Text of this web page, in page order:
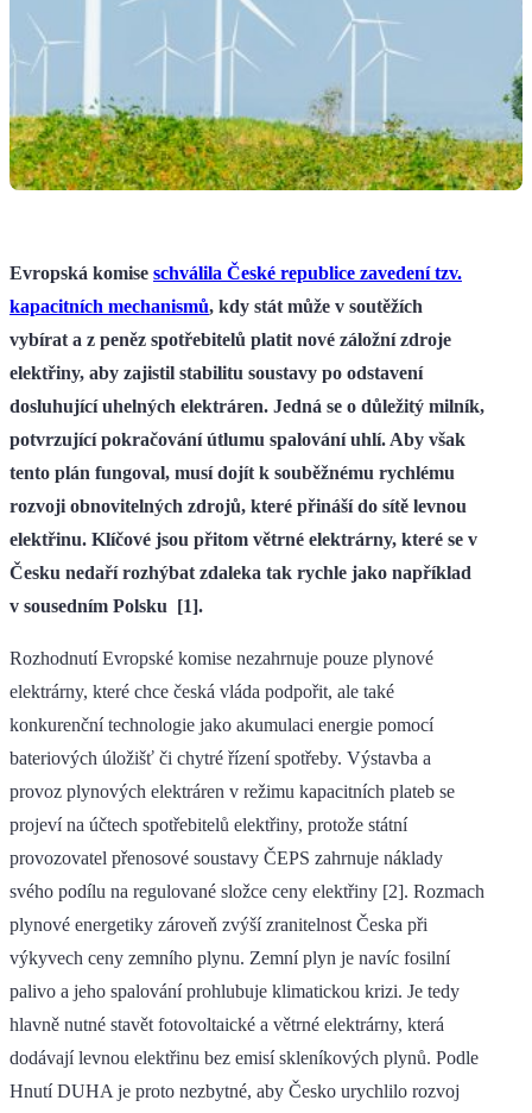
Evropská komise schválila České republice zavedení tzv.
kapacitních mechanismů, kdy stát může v soutěžích
vybírat a z peněz spotřebitelů platit nové záložní zdroje
elektřiny, aby zajistil stabilitu soustavy po odstavení
dosluhující uhelných elektráren. Jedná se o důležitý milník,
potvrzující pokračování útlumu spalování uhlí. Aby však
tento plán fungoval, musí dojít k souběžnému rychlému
rozvoji obnovitelných zdrojů, které přináší do sítě levnou
elektřinu. Klíčové jsou přitom větrné elektrárny, které se v
Česku nedaří rozhýbat zdaleka tak rychle jako například
v sousedním Polsku [1].
Rozhodnutí Evropské komise nezahrnuje pouze plynové
elektrárny, které chce česká vláda podpořit, ale také
konkurenční technologie jako akumulaci energie pomocí
bateriových úložišť či chytré řízení spotřeby. Výstavba a
provoz plynových elektráren v režimu kapacitních plateb se
projeví na účtech spotřebitelů elektřiny, protože státní
provozovatel přenosové soustavy ČEPS zahrnuje náklady
svého podílu na regulované složce ceny elektřiny [2]. Rozmach
plynové energetiky zároveň zvýší zranitelnost Česka při
výkyvech ceny zemního plynu. Zemní plyn je navíc fosilní
palivo a jeho spalování prohlubuje klimatickou krizi. Je tedy
hlavně nutné stavět fotovoltaické a větrné elektrárny, která
dodávají levnou elektřinu bez emisí skleníkových plynů. Podle
Hnutí DUHA je proto nezbytné, aby Česko urychlilo rozvoj